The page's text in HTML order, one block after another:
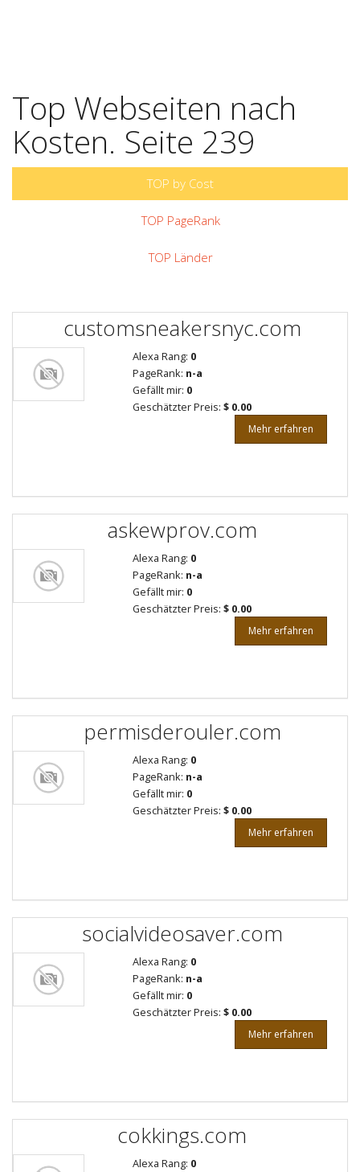
Top Webseiten nach
Kosten. Seite 239
TOP by Cost
TOP PageRank
TOP Länder
customsneakersnyc.com
Alexa Rang: 0
PageRank: n-a
Gefällt mir: 0
Geschätzter Preis: $ 0.00
Mehr erfahren
askewprov.com
Alexa Rang: 0
PageRank: n-a
Gefällt mir: 0
Geschätzter Preis: $ 0.00
Mehr erfahren
permisderouler.com
Alexa Rang: 0
PageRank: n-a
Gefällt mir: 0
Geschätzter Preis: $ 0.00
Mehr erfahren
socialvideosaver.com
Alexa Rang: 0
PageRank: n-a
Gefällt mir: 0
Geschätzter Preis: $ 0.00
Mehr erfahren
cokkings.com
Alexa Rang: 0